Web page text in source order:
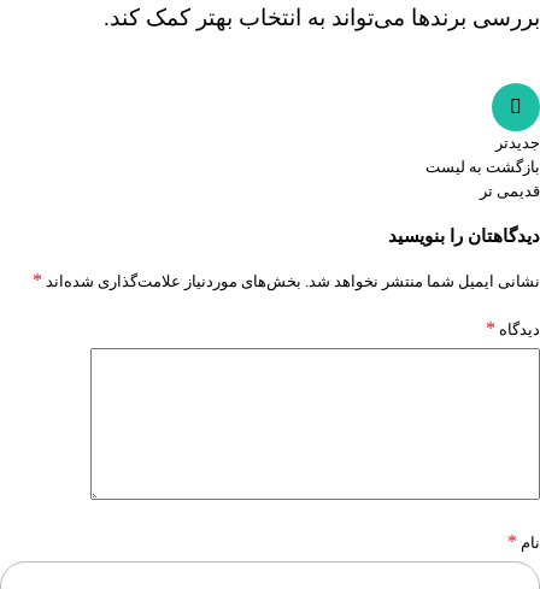
بررسی برندها می‌تواند به انتخاب بهتر کمک کند.
جدیدتر
بازگشت به لیست
قدیمی تر
دیدگاهتان را بنویسید
نشانی ایمیل شما منتشر نخواهد شد. بخش‌های موردنیاز علامت‌گذاری شده‌اند *
دیدگاه *
نام *